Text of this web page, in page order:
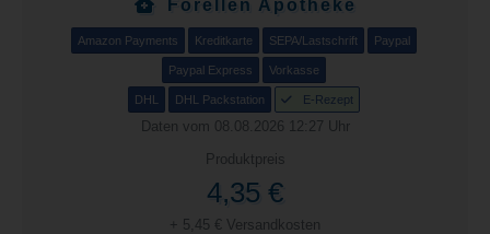
Forellen Apotheke
Amazon Payments Kreditkarte SEPA/Lastschrift Paypal
Paypal Express Vorkasse
DHL DHL Packstation E-Rezept
Daten vom 08.08.2026 12:27 Uhr
Produktpreis
4,35 €
+ 5,45 € Versandkosten